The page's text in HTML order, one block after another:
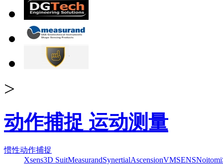
>
动作捕捉 运动测量
惯性动作捕捉
Xsens3D SuitMeasurandSynertialAscensionVMSENSNoitom